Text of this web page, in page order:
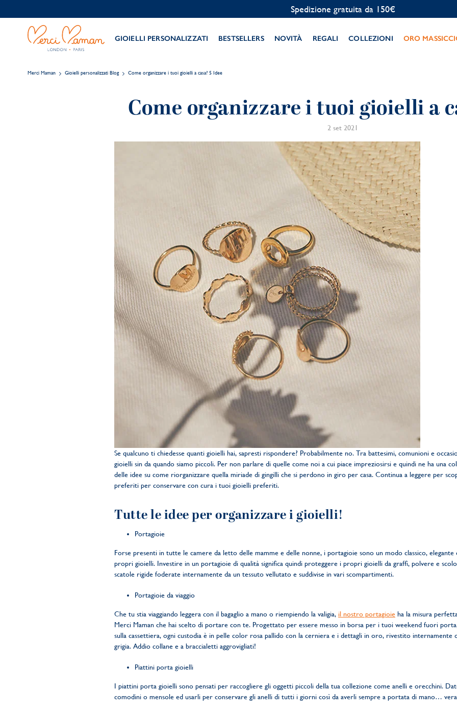
Personalizzazione gratuita
GIOIELLI PERSONALIZZATI BESTSELLERS NOVITÀ REGALI COLLEZIONI ORO
Merci Maman Gioielli personalizzati Blog Come organizzare i tuoi gioielli a casa? 5 Idee
Come organizzare i tuoi gioielli a
2 set 2021
Se qualcuno ti chiedesse quanti gioielli hai, sapresti rispondere? Probabilmente no. Tra battesimi, comunioni e
gioielli sin da quando siamo piccoli. Per non parlare di quelle come noi a cui piace impreziosirsi e quindi ne ha una
delle idee su come riorganizzare quella miriade di gingilli che si perdono in giro per casa. Continua a leggere per
preferiti per conservare con cura i tuoi gioielli preferiti.
Tutte le idee per organizzare i gioielli!
Portagioie
Forse presenti in tutte le camere da letto delle mamme e delle nonne, i portagioie sono un modo classico,
propri gioielli. Investire in un portagioie di qualità significa quindi proteggere i propri gioielli da graffi, polvere e
scatole rigide foderate internamente da un tessuto vellutato e suddivise in vari scompartimenti.
Portagioie da viaggio
Che tu stia viaggiando leggera con il bagaglio a mano o riempiendo la valigia, il nostro portagioie ha la misura
Merci Maman che hai scelto di portare con te. Progettato per essere messo in borsa per i tuoi weekend fuori
sulla cassettiera, ogni custodia è in pelle color rosa pallido con la cerniera e i dettagli in oro, rivestito internamente
grigia. Addio collane e a braccialetti aggrovigliati!
Piattini porta gioielli
I piattini porta gioielli sono pensati per raccogliere gli oggetti piccoli della tua collezione come anelli e orecchini.
comodini o mensole ed usarli per conservare gli anelli di tutti i giorni così da averli sempre a portata di mano…